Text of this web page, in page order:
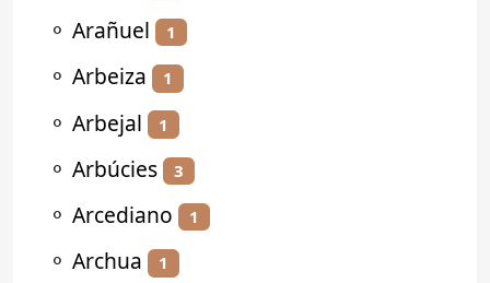
⚬ Arañuel 1
⚬ Arbeiza 1
⚬ Arbejal 1
⚬ Arbúcies 3
⚬ Arcediano 1
⚬ Archua 1